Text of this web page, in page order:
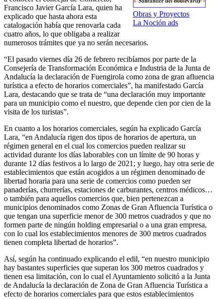
Obras y Proyectos
La Noción ads
Francisco Javier García Lara, quien ha
explicado que hasta ahora esta
catalogación había que renovarla cada
cuatro años, lo que obligaba a realizar
numerosos trámites que ya no serán necesarios.
“El pasado viernes día 26 de febrero recibíamos por parte de la
Consejería de Transformación Económica e Industria de la Junta de
Andalucía la declaración de Fuengirola como zona de gran afluencia
turística a efecto de horarios comerciales”, ha manifestado García
Lara, destacando que se trata de “una declaración muy importante
para un municipio como el nuestro, que depende cien por cien de la
visita de los turistas”.
En cuanto a los horarios comerciales, según ha explicado García
Lara, “en Andalucía rigen dos tipos de horarios de apertura, un
régimen general en el cual los comercios pueden realizar su
actividad durante los días laborables con un límite de 90 horas y
durante 12 días festivos a lo largo de 2021; y luego, hay otra serie de
establecimientos que están acogidos a un régimen denominado de
libertad horaria para una serie de comercios como pueden ser
panaderías, churrerías, estaciones de carburantes, centros médicos…
o también para aquellos comercios que, bien pertenezcan a
municipios denominados como Zonas de Gran Afluencia Turística o
que tengan una superficie menor de 300 metros cuadrados y que no
formen parte de ningún holding empresarial o a una gran empresa,
con lo cual los establecimientos menores de 300 metros cuadrados
tienen completa libertad de horarios”.
Así, según ha continuado explicando el edil, “en nuestro municipio
hay bastantes superficies que superan los 300 metros cuadrados y
tienen esa limitación, con lo cual el Ayuntamiento solicitó a la Junta
de Andalucía la declaración de Zona de Gran Afluencia Turística a
efecto de horarios comerciales para que estos establecimientos